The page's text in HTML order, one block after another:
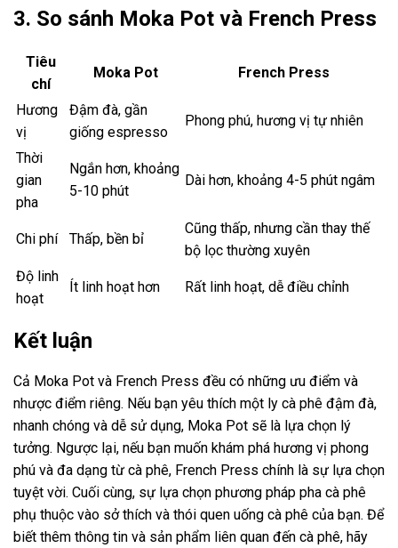
3. So sánh Moka Pot và French Press
Tiêu
chí
Moka Pot French Press
Hương
vị
Đậm đà, gần
giống espresso
Phong phú, hương vị tự nhiên
Thời
gian
pha
Ngắn hơn, khoảng
5-10 phút
Dài hơn, khoảng 4-5 phút ngâm
Chi phí Thấp, bền bỉ
Cũng thấp, nhưng cần thay thế
bộ lọc thường xuyên
Độ linh
hoạt
Ít linh hoạt hơn Rất linh hoạt, dễ điều chỉnh
Kết luận
Cả Moka Pot và French Press đều có những ưu điểm và
nhược điểm riêng. Nếu bạn yêu thích một ly cà phê đậm đà,
nhanh chóng và dễ sử dụng, Moka Pot sẽ là lựa chọn lý
tưởng. Ngược lại, nếu bạn muốn khám phá hương vị phong
phú và đa dạng từ cà phê, French Press chính là sự lựa chọn
tuyệt vời. Cuối cùng, sự lựa chọn phương pháp pha cà phê
phụ thuộc vào sở thích và thói quen uống cà phê của bạn. Để
biết thêm thông tin và sản phẩm liên quan đến cà phê, hãy